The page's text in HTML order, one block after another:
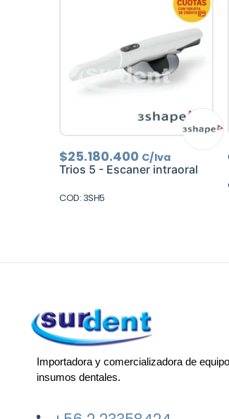
$25.180.400 C/Iva
Trios 5 - Escaner intraoral
COD: 3SH5
Importadora y comercializadora de
insumos dentales.